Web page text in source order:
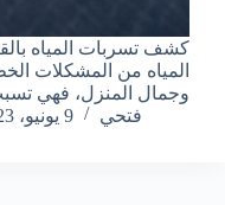
كشف تسربات المياه
المياه من المشكلات
وجمال المنزل، فهي
فتحي
9 يونيو، 2023